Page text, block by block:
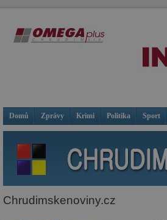
Domů Zprávy Krimi Politika Sport
Chrudimskenoviny.cz